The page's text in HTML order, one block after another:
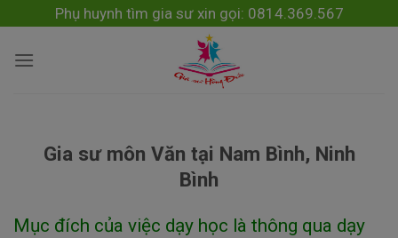
to
content
Phụ huynh tìm gia sư xin gọi: 0814.369.567
Gia sư môn Văn tại Nam Bình, Ninh
Bình
Mục đích của việc dạy học là thông qua dạy
modal-check